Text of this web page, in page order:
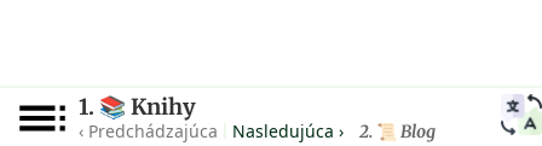
1. 📚 Knihy
‹ Predchádzajúca Nasledujúca › 2. 📜 Blog